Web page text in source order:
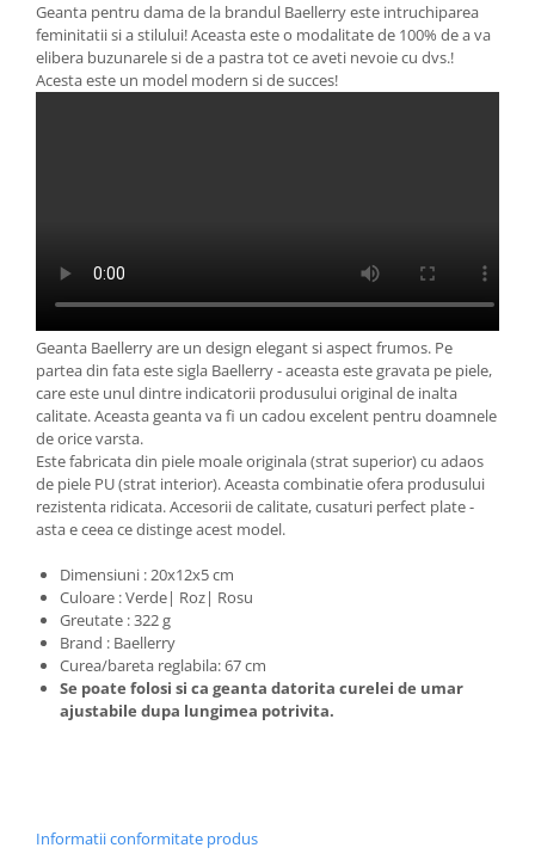
Geanta pentru dama de la brandul Baellerry este intruchiparea
feminitatii si a stilului! Aceasta este o modalitate de 100% de a va
elibera buzunarele si de a pastra tot ce aveti nevoie cu dvs.!
Acesta este un model modern si de succes!
Geanta Baellerry are un design elegant si aspect frumos. Pe
partea din fata este sigla Baellerry - aceasta este gravata pe piele,
care este unul dintre indicatorii produsului original de inalta
calitate. Aceasta geanta va fi un cadou excelent pentru doamnele
de orice varsta.
Este fabricata din piele moale originala (strat superior) cu adaos
de piele PU (strat interior). Aceasta combinatie ofera produsului
rezistenta ridicata. Accesorii de calitate, cusaturi perfect plate -
asta e ceea ce distinge acest model.
Dimensiuni : 20x12x5 cm
Culoare : Verde| Roz| Rosu
Greutate : 322 g
Brand : Baellerry
Curea/bareta reglabila: 67 cm
Se poate folosi si ca geanta datorita curelei de umar
ajustabile dupa lungimea potrivita.
Informatii conformitate produs